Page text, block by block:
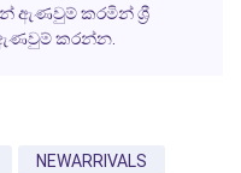
ඇණවුම් කරමින් ශ්‍රී
ඇණවුම් කරන්න.
NEWARRIVALS